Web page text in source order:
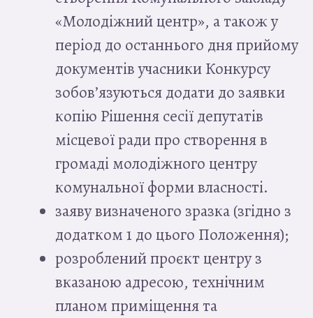
«Молодіжний центр», а також у
період до останнього дня прийому
документів учасники Конкурсу
зобов’язуються додати до заявки
копію Рішення сесії депутатів
місцевої ради про створення в
громаді молодіжного центру
комунальної форми власності.
заяву визначеного зразка (згідно з
додатком 1 до цього Положення);
розроблений проєкт центру з
вказаною адресою, технічним
планом приміщення та